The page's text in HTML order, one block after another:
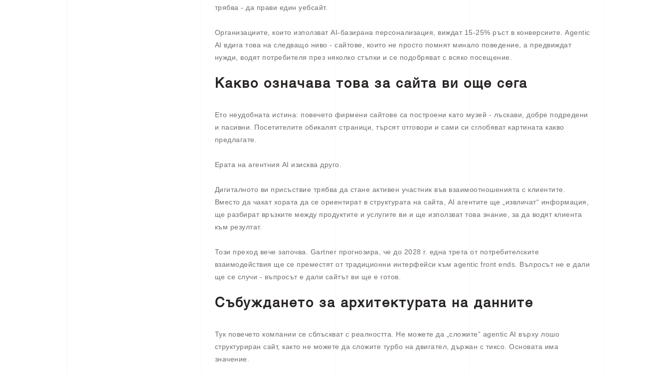
трябва - да прави един уебсайт.
Организациите, които използват AI-базирана персонализация, виждат 15-25% ръст в конверсиите. Agentic
AI вдига това на следващо ниво - сайтове, които не просто помнят минало поведение, а предвиждат
нужди, водят потребителя през няколко стъпки и се подобряват с всяко посещение.
Какво означава това за сайта ви още сега
Ето неудобната истина: повечето фирмени сайтове са построени като музей - лъскави, добре подредени
и пасивни. Посетителите обикалят страници, търсят отговори и сами си сглобяват картината какво
предлагате.
Ерата на агентния AI изисква друго.
Дигиталното ви присъствие трябва да стане активен участник във взаимоотношенията с клиентите.
Вместо да чакат хората да се ориентират в структурата на сайта, AI агентите ще „извличат“ информация,
ще разбират връзките между продуктите и услугите ви и ще използват това знание, за да водят клиента
към резултат.
Този преход вече започва. Gartner прогнозира, че до 2028 г. една трета от потребителските
взаимодействия ще се преместят от традиционни интерфейси към agentic front ends. Въпросът не е дали
ще се случи - въпросът е дали сайтът ви ще е готов.
Събуждането за архитектурата на данните
Тук повечето компании се сблъскват с реалността. Не можете да „сложите“ agentic AI върху лошо
структуриран сайт, както не можете да сложите турбо на двигател, държан с тиксо. Основата има
значение.